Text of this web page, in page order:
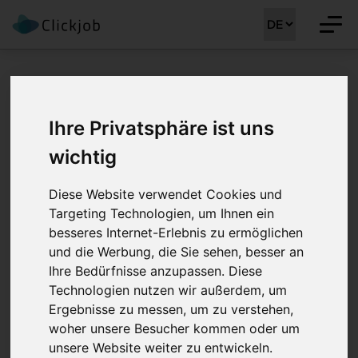
Ihre Privatsphäre ist uns
wichtig
Diese Website verwendet Cookies und
Targeting Technologien, um Ihnen ein
besseres Internet-Erlebnis zu ermöglichen
und die Werbung, die Sie sehen, besser an
Ihre Bedürfnisse anzupassen. Diese
Technologien nutzen wir außerdem, um
Ergebnisse zu messen, um zu verstehen,
woher unsere Besucher kommen oder um
unsere Website weiter zu entwickeln.
Fachmann Gesundheit EFZ (m/w/d)
Fachmann
Gesundheit EFZ
(m/w/d) 50 - 100%
Job Details: Gesundheitsberufe Jobs
Stellenreferenz: 38966 Job registriert am: 22.10.2025